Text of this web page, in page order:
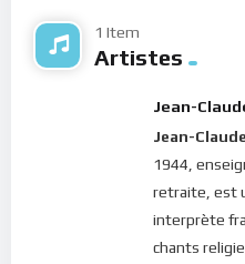
vivre au centre, là où son
toi ! Répondras-tu à son appel ?
Bonne méditation
Pour vous inscrire
cliquer ici : [newsletter_button
Si vous voulez vous inscrire
1 Item
Artistes
Jean-
Jean-
1944,
retraite, est
interprète
chants